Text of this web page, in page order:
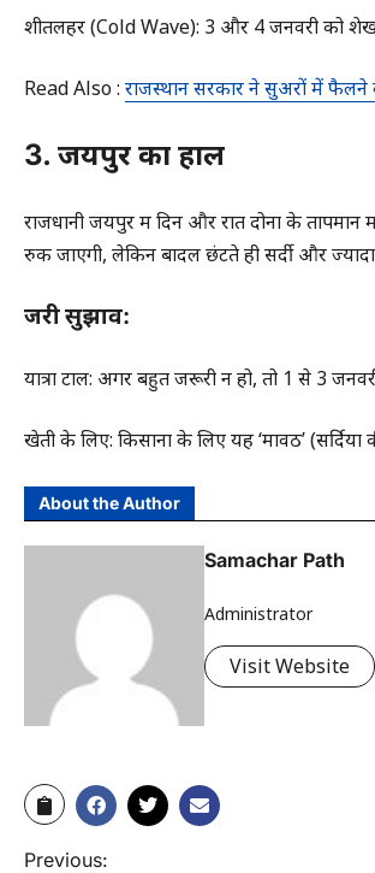
शीतलहर (Cold Wave): 3 और 4 जनवरी को
Read Also : राजस्थान सरकार ने सुअरों में फैलने
3. जयपुर का हाल
राजधानी जयपुर में दिन और रात दोनों के तापमान
रुक जाएगी, लेकिन बादल छंटते ही सर्दी और ज्यादा
जरूरी सुझाव:
यात्रा टालें: अगर बहुत जरूरी न हो, तो 1 से 3
खेती के लिए: किसानों के लिए यह ‘मावठ’
About the Author
Samachar Path
Administrator
Visit Website
Previous: